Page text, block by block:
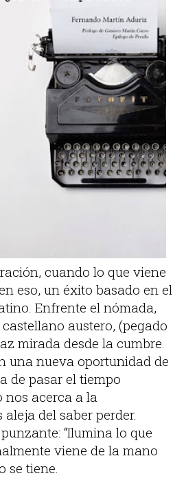
cuando lo que viene
eso, un éxito basado en el
Enfrente el nómada,
austero, (pegado
mirada desde la cumbre.
una nueva oportunidad de
de pasar el tiempo
nos acerca a la
del saber perder.
“Ilumina lo que
viene de la mano
se tiene.